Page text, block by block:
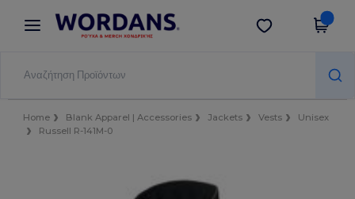
× Εφαρμογή Wordans
Καλύτερες τιμές στην εφαρμογή!
Λήψη app
Home Blank Apparel | Accessories Jackets Vests
Unisex
Russell R-141M-0